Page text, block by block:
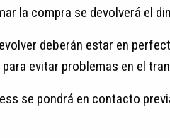
la compra se devolverá el
deberán estar en
evitar problemas en el
se pondrá en contacto